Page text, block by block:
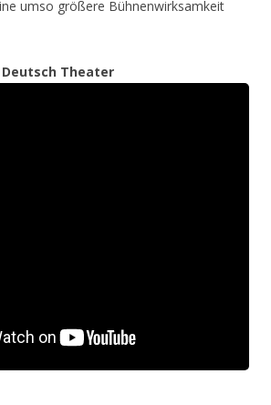
umso größere Bühnenwirksamkeit
Theater